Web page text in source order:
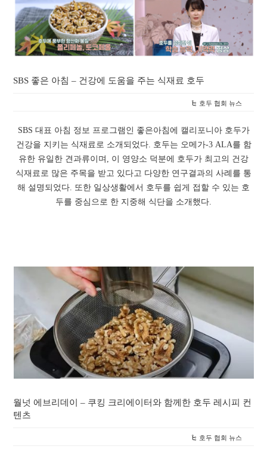
SBS 좋은 아침 – 건강에 도움을 주는 식재료 호두
호두 협회 뉴스
SBS 대표 아침 정보 프로그램인 좋은아침에 캘리포니아 호두가
건강을 지키는 식재료로 소개되었다. 호두는 오메가-3 ALA를 함
유한 유일한 견과류이며, 이 영양소 덕분에 호두가 최고의 건강
식재료로 많은 주목을 받고 있다고 다양한 연구결과의 사례를 통
해 설명되었다. 또한 일상생활에서 호두를 쉽게 접할 수 있는 호
두를 중심으로 한 지중해 식단을 소개했다.
월넛 에브리데이 – 쿠킹 크리에이터와 함께한 호두 레시피 컨
텐츠
호두 협회 뉴스